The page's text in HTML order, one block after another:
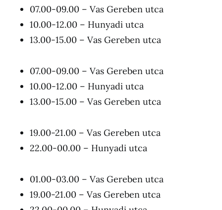
07.00-09.00 – Vas Gereben utca
10.00-12.00 – Hunyadi utca
13.00-15.00 – Vas Gereben utca
07.00-09.00 – Vas Gereben utca
10.00-12.00 – Hunyadi utca
13.00-15.00 – Vas Gereben utca
19.00-21.00 – Vas Gereben utca
22.00-00.00 – Hunyadi utca
01.00-03.00 – Vas Gereben utca
19.00-21.00 – Vas Gereben utca